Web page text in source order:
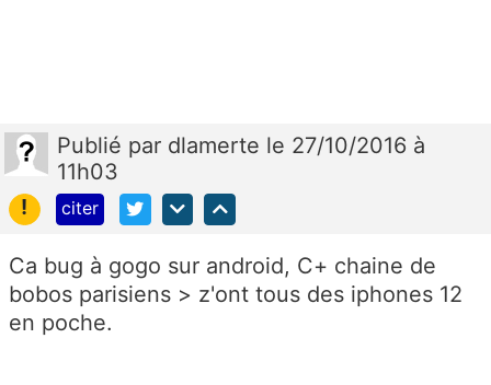
Publié par dlamerte le 27/10/2016 à
11h03
!
citer
Ca bug à gogo sur android, C+ chaine de
bobos parisiens > z'ont tous des iphones 12
en poche.